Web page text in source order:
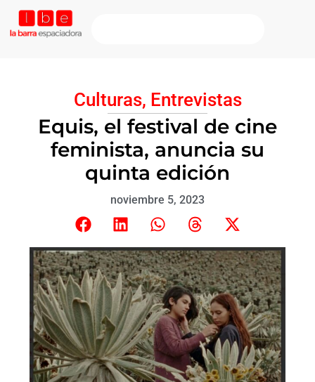
Culturas, Entrevistas
Equis, el festival de cine
feminista, anuncia su
quinta edición
noviembre 5, 2023